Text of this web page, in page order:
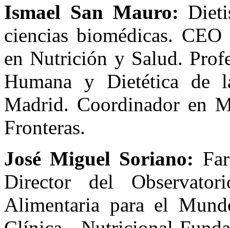
Ismael San Mauro:
ciencias biomédicas.
en Nutrición y Salud.
Humana y Dietética de
Madrid. Coordinador en
Fronteras.
José Miguel Soriano:
Director del
Alimentaria para el